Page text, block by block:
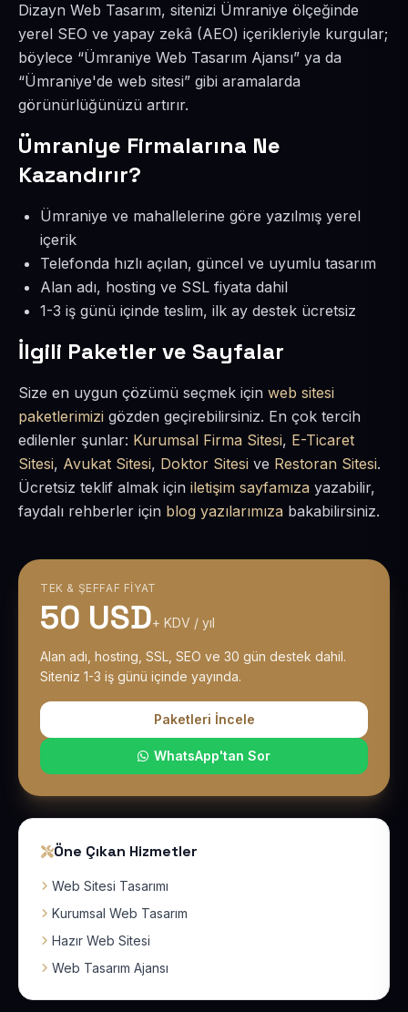
Dizayn Web Tasarım, sitenizi Ümraniye ölçeğinde
yerel SEO ve yapay zekâ (AEO) içerikleriyle kurgular;
böylece “Ümraniye Web Tasarım Ajansı” ya da
“Ümraniye'de web sitesi” gibi aramalarda
görünürlüğünüzü artırır.
Ümraniye Firmalarına Ne
Kazandırır?
Ümraniye ve mahallelerine göre yazılmış yerel
içerik
Telefonda hızlı açılan, güncel ve uyumlu tasarım
Alan adı, hosting ve SSL fiyata dahil
1-3 iş günü içinde teslim, ilk ay destek ücretsiz
İlgili Paketler ve Sayfalar
Size en uygun çözümü seçmek için web sitesi
paketlerimizi gözden geçirebilirsiniz. En çok tercih
edilenler şunlar: Kurumsal Firma Sitesi, E-Ticaret
Sitesi, Avukat Sitesi, Doktor Sitesi ve Restoran Sitesi.
Ücretsiz teklif almak için iletişim sayfamıza yazabilir,
faydalı rehberler için blog yazılarımıza bakabilirsiniz.
TEK & ŞEFFAF FIYAT
50 USD+ KDV / yıl
Alan adı, hosting, SSL, SEO ve 30 gün destek dahil.
Siteniz 1-3 iş günü içinde yayında.
Paketleri İncele
WhatsApp'tan Sor
Öne Çıkan Hizmetler
Web Sitesi Tasarımı
Kurumsal Web Tasarım
Hazır Web Sitesi
Web Tasarım Ajansı